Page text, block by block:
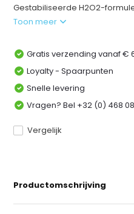
Gestabiliseerde H2O2-
Toon meer
Gratis verzending vanaf €
Loyalty - Spaarpunten
Snelle levering
Vragen? Bel +32 (0) 468
Vergelijk
Productomschrijving